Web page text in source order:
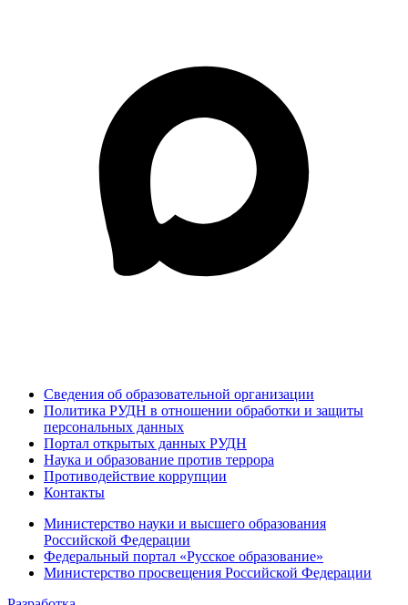
Сведения об образовательной организации
Политика РУДН в отношении обработки и защиты
персональных данных
Портал открытых данных РУДН
Наука и образование против террора
Противодействие коррупции
Контакты
Министерство науки и высшего образования
Российской Федерации
Федеральный портал «Русское образование»
Министерство просвещения Российской Федерации